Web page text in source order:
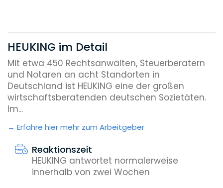
HEUKING im Detail
Mit etwa 450 Rechtsanwälten, Steuerberatern
und Notaren an acht Standorten in
Deutschland ist HEUKING eine der großen
wirtschaftsberatenden deutschen Sozietäten.
Im...
Erfahre hier mehr zum Arbeitgeber
Reaktionszeit
HEUKING antwortet normalerweise
innerhalb von zwei Wochen